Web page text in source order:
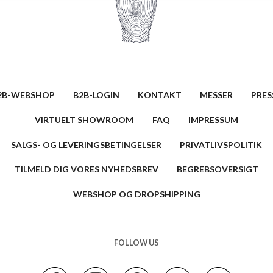
WEBSHOP B2B-LOGIN KONTAKT MESSER
VIRTUELT SHOWROOM FAQ IMPRESSUM
SALGS- OG LEVERINGSBETINGELSER PRIVATLIVSPOLITIK
TILMELD DIG VORES NYHEDSBREV BEGREBSOVERSIGT
WEBSHOP OG DROPSHIPPING
FOLLOW US